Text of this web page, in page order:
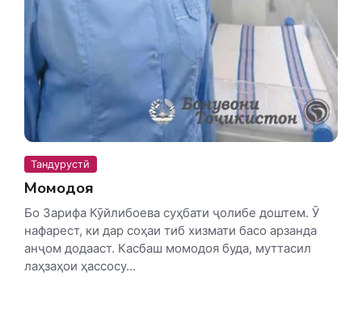
Тандурустӣ
Момодоя
Бо Зарифа Кӯйлибоева суҳбати ҷолибе доштем. Ӯ
нафарест, ки дар соҳаи тиб хизмати басо арзанда
анҷом додааст. Касбаш момодоя буда, муттасил
лаҳзаҳои ҳассосу...